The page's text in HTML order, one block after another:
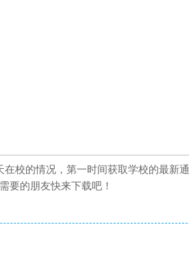
校的情况，第一时间获取学校的最新通
要的朋友快来下载吧！